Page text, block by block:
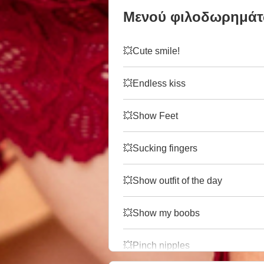
Μενού
💥Cute smile!
💥Endless kiss
💥Show Feet
💥Sucking fingers
💥Show outfit of the day
💥Show my boobs
💥Pinch nipples